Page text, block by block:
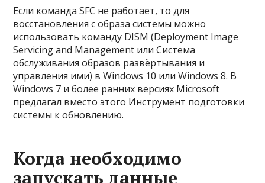
Если команда SFC не работает, то для
восстановления с образа системы можно
использовать команду DISM (Deployment Image
Servicing and Management или Система
обслуживания образов развёртывания и
управления ими) в Windows 10 или Windows 8. В
Windows 7 и более ранних версиях Microsoft
предлагал вместо этого Инструмент подготовки
системы к обновлению.
Когда необходимо
запускать данные